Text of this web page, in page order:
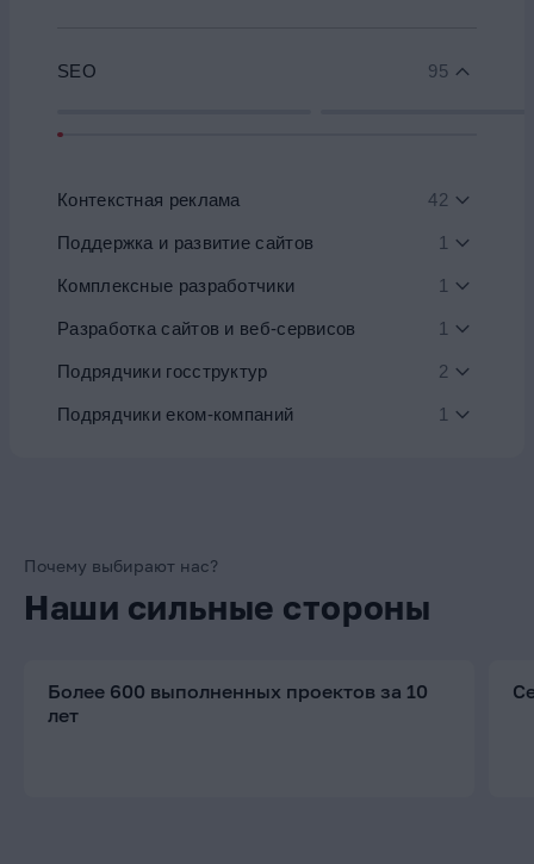
SEO 95
Контекстная реклама 42
Поддержка и развитие сайтов 1
Комплексные разработчики 1
Разработка сайтов и веб-сервисов 1
Подрядчики госструктур 2
Подрядчики еком-компаний 1
Почему выбирают нас?
Наши сильные стороны
Более 600 выполненных проектов за 10
лет